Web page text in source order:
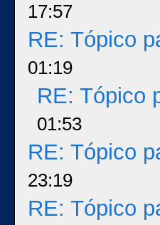
17:57
RE: Tópico
01:19
RE: Tópico
01:53
RE: Tópico
23:19
RE: Tópico